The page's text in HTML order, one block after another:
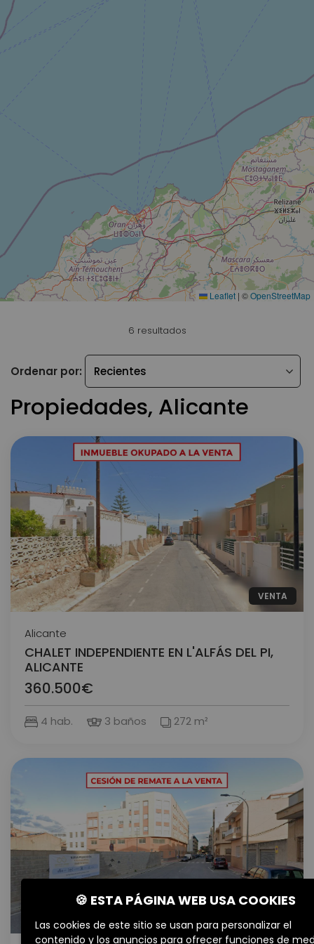
Leaflet | ©OpenStreetMap
6 resultados
Ordenar por:
Propiedades, Alicante
VENTA
Alicante
CHALET INDEPENDIENTE EN L'ALFÁS DEL PI,
ALICANTE
360.500€
4 hab. 3 baños 272 m²
🍪 ESTA PÁGINA WEB USA COOKIES
Las cookies de este sitio se usan para personalizar el
contenido y los anuncios para ofrecer funciones de